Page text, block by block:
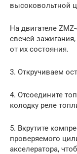
высоковольтной
На двигателе
свечей
от их состояния.
3. Откручиваем
4. Отсоедините
колодку реле
5. Вкрутите
проверяемого
акселератора,